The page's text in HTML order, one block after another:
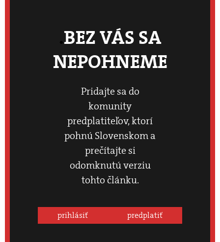
BEZ VÁS SA
NEPOHNEME
Pridajte sa do
komunity
predplatiteľov, ktorí
pohnú Slovenskom a
prečítajte si
odomknutú verziu
tohto článku.
prihlásiť predplatiť